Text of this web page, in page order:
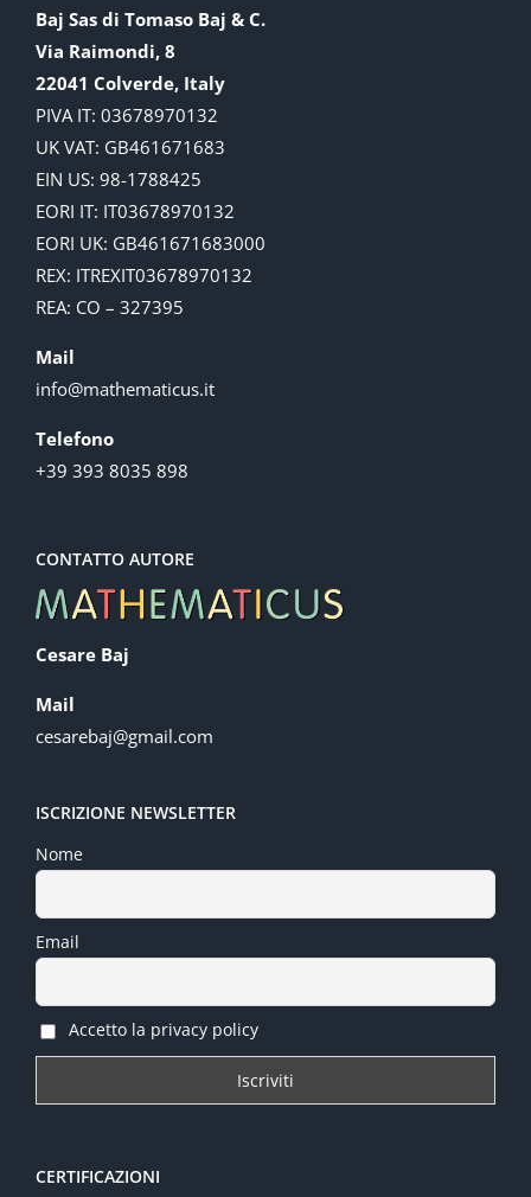
Baj Sas di Tomaso Baj & C.
Via Raimondi, 8
22041 Colverde, Italy
PIVA IT: 03678970132
UK VAT: GB461671683
EIN US: 98-1788425
EORI IT: IT03678970132
EORI UK: GB461671683000
REX: ITREXIT03678970132
REA: CO – 327395
Mail
info@mathematicus.it
Telefono
+39 393 8035 898
CONTATTO AUTORE
Cesare Baj
Mail
cesarebaj@gmail.com
ISCRIZIONE NEWSLETTER
Nome
Email
Accetto la privacy policy
CERTIFICAZIONI